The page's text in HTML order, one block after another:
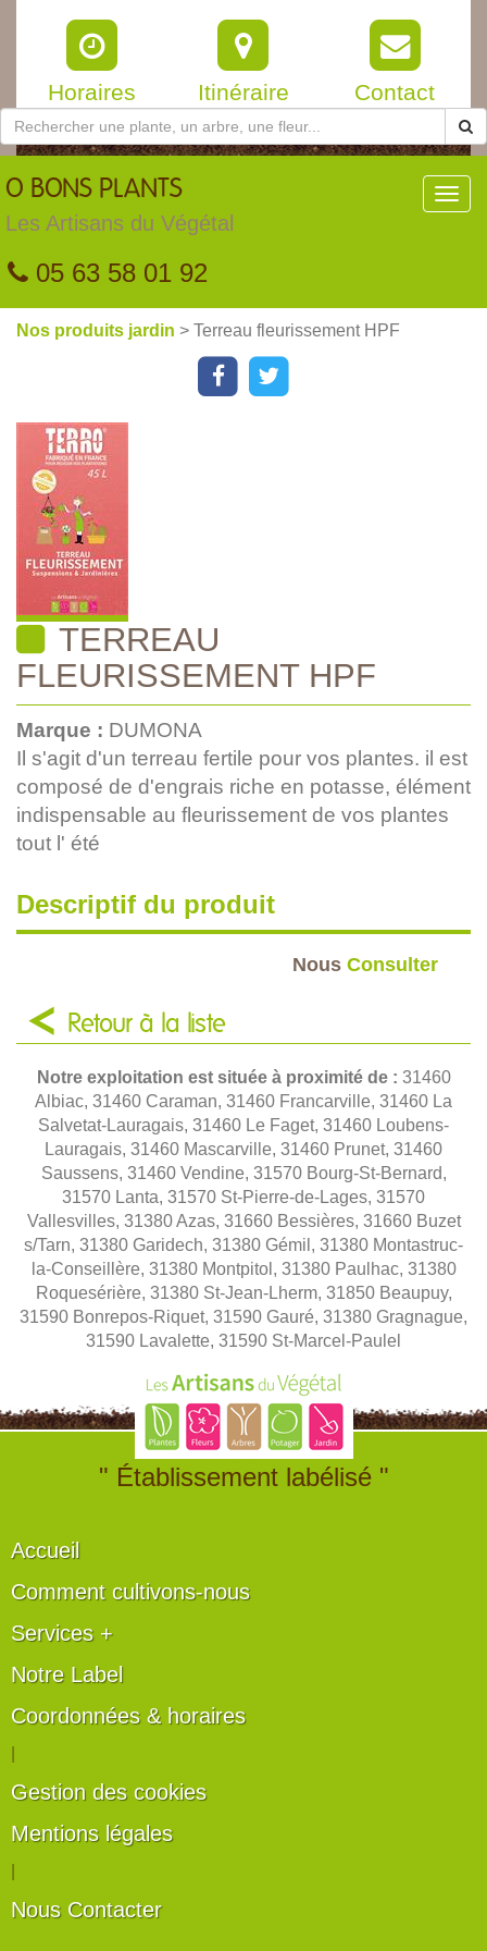
Horaires Itinéraire Contact
O BONS PLANTS
Les Artisans du Végétal
05 63 58 01 92
Nos produits jardin > Terreau fleurissement HPF
TERREAU
FLEURISSEMENT HPF
Marque : DUMONA
Il s'agit d'un terreau fertile pour vos plantes. il est
composé de d'engrais riche en potasse, élément
indispensable au fleurissement de vos plantes
tout l' été
Descriptif du produit
Nous Consulter
Retour à la liste
Notre exploitation est située à proximité de : 31460
Albiac, 31460 Caraman, 31460 Francarville, 31460 La
Salvetat-Lauragais, 31460 Le Faget, 31460 Loubens-
Lauragais, 31460 Mascarville, 31460 Prunet, 31460
Saussens, 31460 Vendine, 31570 Bourg-St-Bernard,
31570 Lanta, 31570 St-Pierre-de-Lages, 31570
Vallesvilles, 31380 Azas, 31660 Bessières, 31660 Buzet
s/Tarn, 31380 Garidech, 31380 Gémil, 31380 Montastruc-
la-Conseillère, 31380 Montpitol, 31380 Paulhac, 31380
Roquesérière, 31380 St-Jean-Lherm, 31850 Beaupuy,
31590 Bonrepos-Riquet, 31590 Gauré, 31380 Gragnague,
31590 Lavalette, 31590 St-Marcel-Paulel
" Établissement labélisé "
Accueil
Comment cultivons-nous
Services +
Notre Label
Coordonnées & horaires
Gestion des cookies
Mentions légales
Nous Contacter